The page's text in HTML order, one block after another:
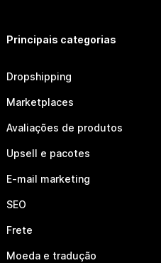
Principais categorias
Dropshipping
Marketplaces
Avaliações de produtos
Upsell e pacotes
E-mail marketing
SEO
Frete
Moeda e tradução